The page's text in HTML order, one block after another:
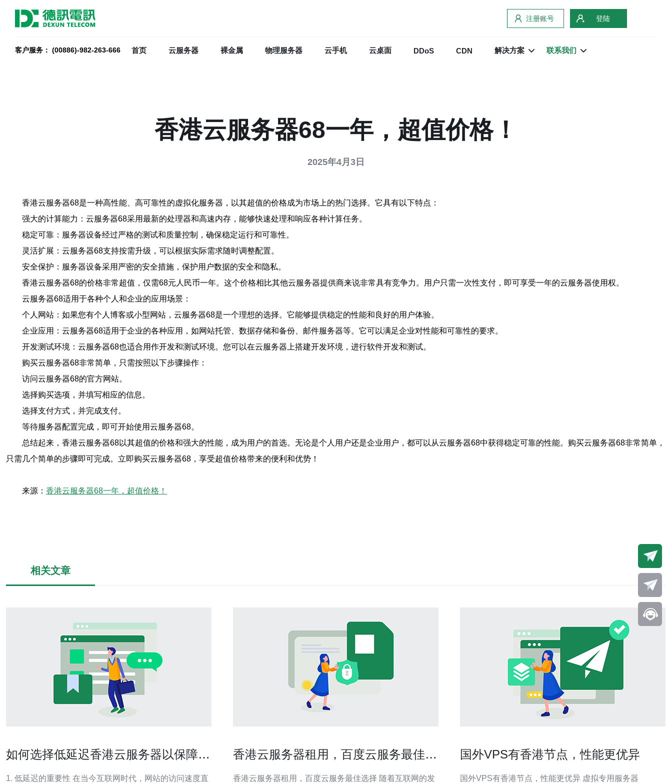
注册账号 登陆
客户服务： (00886)-982-263-666 首页 云服务器 裸金属 物理服务器 云手机 云桌面 DDoS CDN 解决方案 联系我们
香港云服务器68一年，超值价格！
2025年4月3日
香港云服务器68是一种高性能、高可靠性的虚拟化服务器，以其超值的价格成为市场上的热门选择。它具有以下特点：
强大的计算能力：云服务器68采用最新的处理器和高速内存，能够快速处理和响应各种计算任务。
稳定可靠：服务器设备经过严格的测试和质量控制，确保稳定运行和可靠性。
灵活扩展：云服务器68支持按需升级，可以根据实际需求随时调整配置。
安全保护：服务器设备采用严密的安全措施，保护用户数据的安全和隐私。
香港云服务器68的价格非常超值，仅需68元人民币一年。这个价格相比其他云服务器提供商来说非常具有竞争力。用户只需一次性支付，即可享受一年的云服务器使用权。
云服务器68适用于各种个人和企业的应用场景：
个人网站：如果您有个人博客或小型网站，云服务器68是一个理想的选择。它能够提供稳定的性能和良好的用户体验。
企业应用：云服务器68适用于企业的各种应用，如网站托管、数据存储和备份、邮件服务器等。它可以满足企业对性能和可靠性的要求。
开发测试环境：云服务器68也适合用作开发和测试环境。您可以在云服务器上搭建开发环境，进行软件开发和测试。
购买云服务器68非常简单，只需按照以下步骤操作：
访问云服务器68的官方网站。
选择购买选项，并填写相应的信息。
选择支付方式，并完成支付。
等待服务器配置完成，即可开始使用云服务器68。
总结起来，香港云服务器68以其超值的价格和强大的性能，成为用户的首选。无论是个人用户还是企业用户，都可以从云服务器68中获得稳定可靠的性能。购买云服务器68非常简单，
只需几个简单的步骤即可完成。立即购买云服务器68，享受超值价格带来的便利和优势！
来源： 香港云服务器68一年，超值价格！
相关文章
如何选择低延迟香港云服务器以保障访
1. 低延迟的重要性 在当今互联网时代，网站的访问速度直
香港云服务器租用，百度云服务最佳选
香港云服务器租用，百度云服务最佳选择 随着互联网的发
国外VPS有香港节点，性能更优异
国外VPS有香港节点，性能更优异 虚拟专用服务器